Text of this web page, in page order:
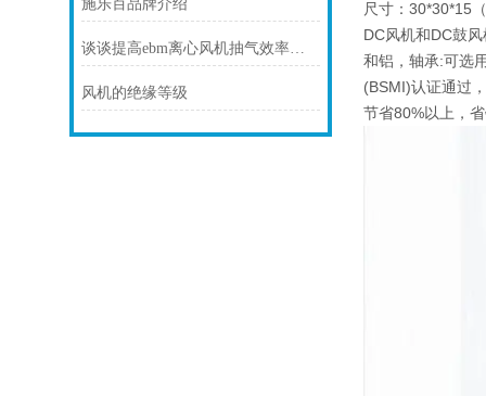
施乐百品牌介绍
谈谈提高ebm离心风机抽气效率的方法与保养措施
风机的绝缘等级
尺寸：30*30*15
DC风机和DC鼓
和铝，轴承:可选
(BSMI)认证通过
节省80%以上，